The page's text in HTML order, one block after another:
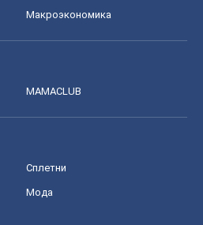
Mакроэкономика
MAMACLUB
Сплетни
Мода